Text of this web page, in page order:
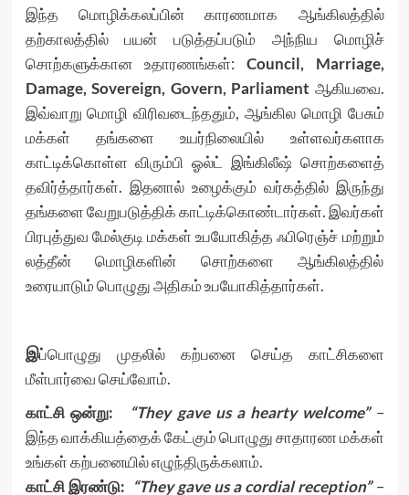
இந்த மொழிக்கலப்பின் காரணமாக ஆங்கிலத்தில்
தற்காலத்தில் பயன் படுத்தப்படும் அந்நிய மொழிச்
சொற்களுக்கான உதாரணங்கள்: Council, Marriage,
Damage, Sovereign, Govern, Parliament ஆகியவை.
இவ்வாறு மொழி விரிவடைந்ததும், ஆங்கில மொழி பேசும்
மக்கள் தங்களை உயர்நிலையில் உள்ளவர்களாக
காட்டிக்கொள்ள விரும்பி ஓல்ட் இங்கிலீஷ் சொற்களைத்
தவிர்த்தார்கள். இதனால் உழைக்கும் வர்கத்தில் இருந்து
தங்களை வேறுபடுத்திக் காட்டிக்கொண்டார்கள். இவர்கள்
பிரபுத்துவ மேல்குடி மக்கள் உபயோகித்த ஃபிரெஞ்ச் மற்றும்
லத்தீன் மொழிகளின் சொற்களை ஆங்கிலத்தில்
உரையாடும் பொழுது அதிகம் உபயோகித்தார்கள்.
இப்பொழுது முதலில் கற்பனை செய்த காட்சிகளை
மீள்பார்வை செய்வோம்.
காட்சி ஒன்று:
“They gave us a hearty welcome”–
இந்த வாக்கியத்தைக் கேட்கும் பொழுது சாதாரண மக்கள்
உங்கள் கற்பனையில் எழுந்திருக்கலாம்.
காட்சி இரண்டு: “They gave us a cordial reception”–